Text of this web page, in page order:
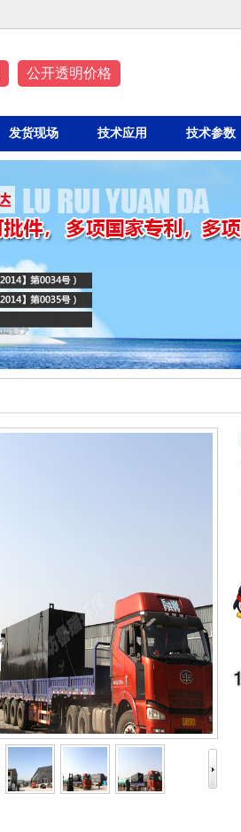
公开透明价格
发货现场 技术应用 技术参数